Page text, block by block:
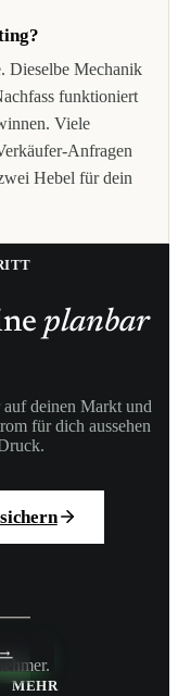
Dieselbe Mechanik
funktioniert
Viele
Anfragen
Hebel für dein
planbar
auf deinen Markt und
für dich aussehen
MEHR